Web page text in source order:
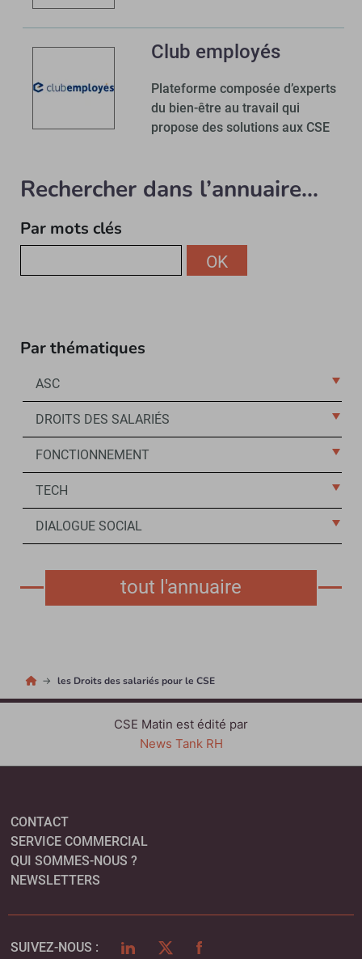
Club employés
Plateforme composée d’experts
du bien-être au travail qui
propose des solutions aux CSE
Rechercher dans l’annuaire...
Par mots clés
OK
Par thématiques
ASC
DROITS DES SALARIÉS
FONCTIONNEMENT
TECH
DIALOGUE SOCIAL
tout l'annuaire
les Droits des salariés pour le CSE
CSE Matin est édité par
News Tank RH
CONTACT
SERVICE COMMERCIAL
QUI SOMMES-NOUS ?
NEWSLETTERS
SUIVEZ-NOUS : LINKEDINTWITTERFACEBOOK